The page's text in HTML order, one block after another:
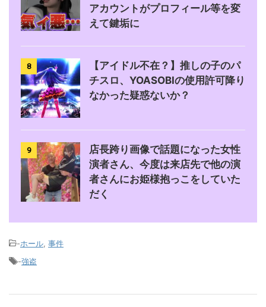
アカウントがプロフィール等を変
えて鍵垢に
8
【アイドル不在？】推しの子のパ
チスロ、YOASOBIの使用許可降り
なかった疑惑ないか？
9
店長跨り画像で話題になった女性
演者さん、今度は来店先で他の演
者さんにお姫様抱っこをしていた
だく
-ホール 事件
-強盗